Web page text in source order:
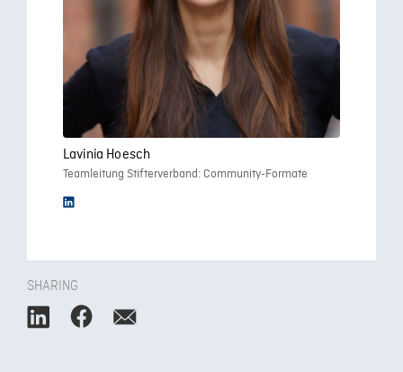
Lavinia Hoesch
Teamleitung Stifterverband: Community-Formate
SHARING